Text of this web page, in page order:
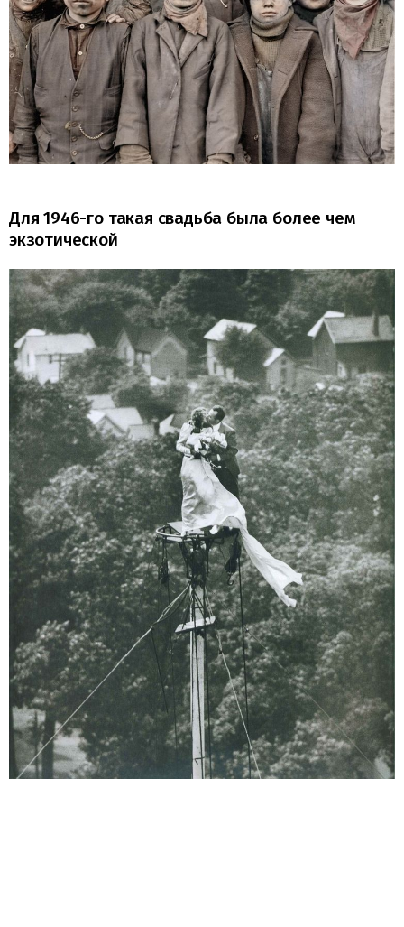
Для 1946-го такая свадьба была более чем
экзотической